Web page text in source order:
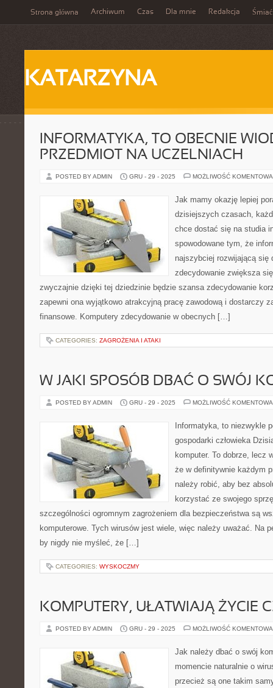
Strona główna Archiwum Czas Dla mnie Redakcja Śmiać
KATARZYNA
INFORMATYKA, TO OBECNIE
PRZEDMIOT NA UCZELNIACH
POSTED BY ADMIN GRU - 29 - 2025 MOŻLIWOŚĆ
Jak mamy okazję lepiej
dzisiejszych czasach,
chce dostać się na studia
spowodowane tym, że
najszybciej rozwijającą się
zdecydowanie zwiększa
zwyczajnie dzięki tej dziedzinie będzie szansa zdecydowanie
zapewni ona wyjątkowo atrakcyjną pracę zawodową i dostarczy
finansowe. Komputery zdecydowanie w obecnych […]
CATEGORIES: ZAGROŻENIA I ATAKI
W JAKI SPOSÓB DBAĆ O SWÓJ
POSTED BY ADMIN GRU - 29 - 2025 MOŻLIWOŚĆ
Informatyka, to niezwykle
gospodarki człowieka
komputer. To dobrze, lecz
że w definitywnie każdym
należy robić, aby bez
korzystać ze swojego
szczególności ogromnym zagrożeniem dla bezpieczeństwa są
komputerowe. Tych wirusów jest wiele, więc należy uważać. Na
by nigdy nie myśleć, że […]
CATEGORIES: WYSKOCZMY
KOMPUTERY, UŁATWIAJĄ ŻYCIE
POSTED BY ADMIN GRU - 29 - 2025 MOŻLIWOŚĆ
Jak należy dbać o swój
momencie naturalnie o
przecież są one takim